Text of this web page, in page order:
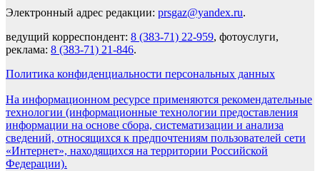
Электронный адрес редакции: prsgaz@yandex.ru.
ведущий корреспондент: 8 (383-71) 22-959, фотоуслуги,
реклама: 8 (383-71) 21-846.
Политика конфиденциальности персональных данных
На информационном ресурсе применяются рекомендательные
технологии (информационные технологии предоставления
информации на основе сбора, систематизации и анализа
сведений, относящихся к предпочтениям пользователей сети
«Интернет», находящихся на территории Российской
Федерации).